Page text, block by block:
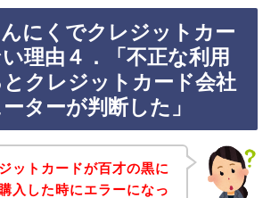
にくでクレジットカー
い理由４．「不正な利用
クレジットカード会社
ターが判断した」
ットカードが百才の黒に
入した時にエラーになっ